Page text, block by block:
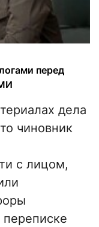
перед
дела
чиновник
с лицом,